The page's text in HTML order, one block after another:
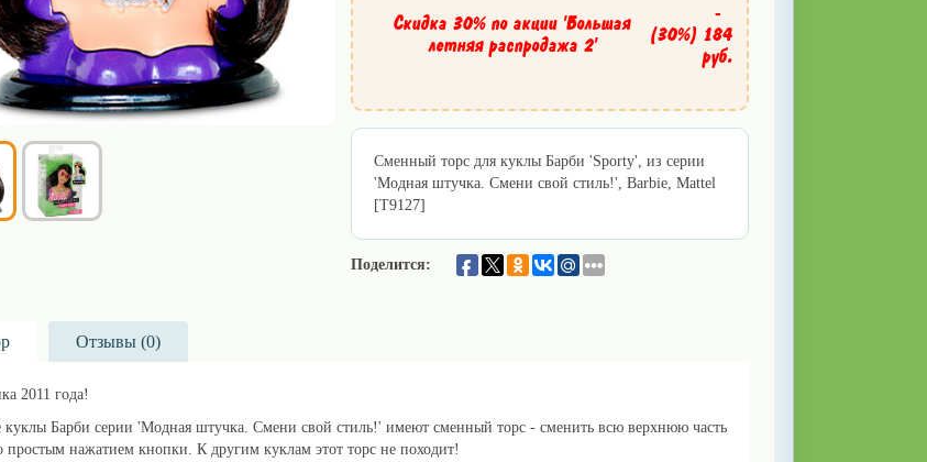
Скидка 30% по акции 'Большая
летняя распродажа 2'
(30%)
-
184
руб.
Сменный торс для куклы Барби 'Sporty', из серии
'Модная штучка. Смени свой стиль!', Barbie, Mattel
[T9127]
Поделится:
Отзывы (0)
2011 года!
Барби серии 'Модная штучка. Смени свой стиль!' имеют сменный торс - сменить всю верхнюю часть
нажатием кнопки. К другим куклам этот торс не походит!